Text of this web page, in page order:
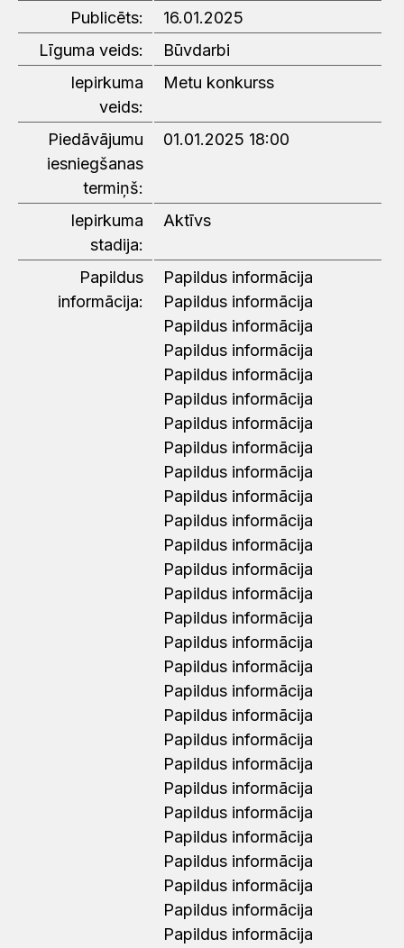
Publicēts:
16.01.2025
Līguma veids:
Būvdarbi
Iepirkuma
veids:
Metu konkurss
Piedāvājumu
iesniegšanas
termiņš:
01.01.2025 18:00
Iepirkuma
stadija:
Aktīvs
Papildus
informācija:
Papildus informācija
Papildus informācija
Papildus informācija
Papildus informācija
Papildus informācija
Papildus informācija
Papildus informācija
Papildus informācija
Papildus informācija
Papildus informācija
Papildus informācija
Papildus informācija
Papildus informācija
Papildus informācija
Papildus informācija
Papildus informācija
Papildus informācija
Papildus informācija
Papildus informācija
Papildus informācija
Papildus informācija
Papildus informācija
Papildus informācija
Papildus informācija
Papildus informācija
Papildus informācija
Papildus informācija
Papildus informācija